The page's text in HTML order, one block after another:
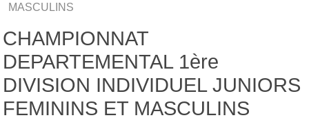
MASCULINS
CHAMPIONNAT
DEPARTEMENTAL 1ère
DIVISION INDIVIDUEL JUNIORS
FEMININS ET MASCULINS